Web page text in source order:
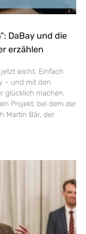
DaBay und die
erzählen
leicht. Einfach
– und mit den
glücklich machen.
Projekt, bei dem der
Martin Bär, der